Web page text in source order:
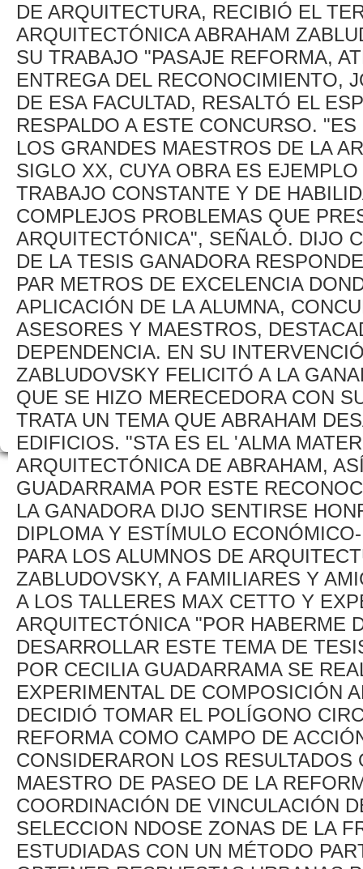
DE ARQUITECTURA, RECIBIÓ EL
ARQUITECTÓNICA ABRAHAM
SU TRABAJO "PASAJE REFORMA,
ENTREGA DEL RECONOCIMIENTO,
DE ESA FACULTAD, RESALTÓ EL
RESPALDO A ESTE CONCURSO.
LOS GRANDES MAESTROS DE LA
SIGLO XX, CUYA OBRA ES
TRABAJO CONSTANTE Y DE
COMPLEJOS PROBLEMAS QUE
ARQUITECTÓNICA", SEÑALÓ. DIJO
DE LA TESIS GANADORA
PAR METROS DE EXCELENCIA
APLICACIÓN DE LA ALUMNA,
ASESORES Y MAESTROS,
DEPENDENCIA. EN SU
ZABLUDOVSKY FELICITÓ A LA
QUE SE HIZO MERECEDORA CON
TRATA UN TEMA QUE ABRAHAM
EDIFICIOS. "STA ES EL 'ALMA
ARQUITECTÓNICA DE ABRAHAM,
GUADARRAMA POR ESTE
LA GANADORA DIJO SENTIRSE
DIPLOMA Y ESTÍMULO
PARA LOS ALUMNOS DE
ZABLUDOVSKY, A FAMILIARES Y
A LOS TALLERES MAX CETTO Y
ARQUITECTÓNICA "POR HABERME
DESARROLLAR ESTE TEMA DE
POR CECILIA GUADARRAMA SE
EXPERIMENTAL DE COMPOSICIÓN
DECIDIÓ TOMAR EL POLÍGONO
REFORMA COMO CAMPO DE
CONSIDERARON LOS
MAESTRO DE PASEO DE LA
COORDINACIÓN DE VINCULACIÓN
SELECCION NDOSE ZONAS DE LA
ESTUDIADAS CON UN MÉTODO